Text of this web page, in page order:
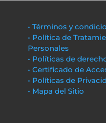
• Términos y
• Política de
Personales
• Políticas de
• Certificado de
• Políticas de
• Mapa del Sitio